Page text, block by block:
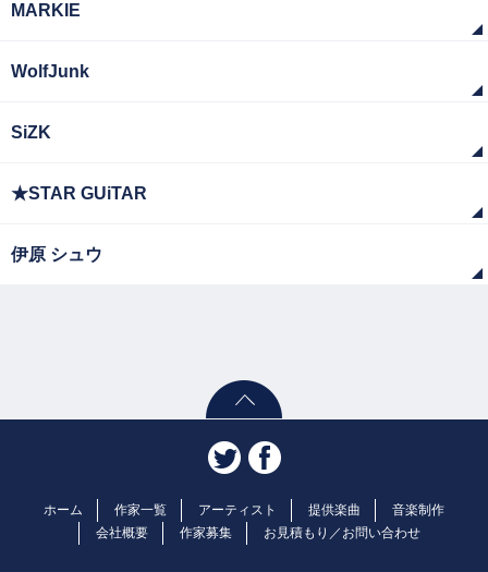
MARKIE
WolfJunk
SiZK
★STAR GUiTAR
伊原 シュウ
ホーム 作家一覧 アーティスト 提供楽曲
音楽制作
会社概要
作家募集 お見積もり／お問い合わせ